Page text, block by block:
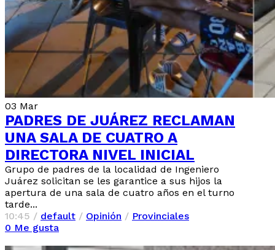
03 Mar
PADRES DE JUÁREZ RECLAMAN
UNA SALA DE CUATRO A
DIRECTORA NIVEL INICIAL
Grupo de padres de la localidad de Ingeniero
Juárez solicitan se les garantice a sus hijos la
apertura de una sala de cuatro años en el turno
tarde...
10:45 / default / Opinión / Provinciales
0 Me gusta